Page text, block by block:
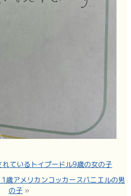
ているトイプードル9歳の女の子
歳アメリカンコッカースパニエルの男
の子»